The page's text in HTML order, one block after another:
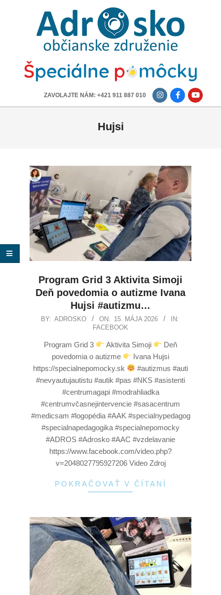
ADROSKO
OBČIANSKE
ZDRUŽENIE
ZAVOLAJTE NÁM: +421 911 887 010
Hujsi
Program Grid 3 Aktivita Simoji
Deň povedomia o autizme Ivana
Hujsi #autizmu…
BY: ADROSKO ON: 15. MÁJA 2026
IN:
FACEBOOK
Program Grid 3 Aktivita Simoji
Deň
povedomia o autizme
Ivana Hujsi
https://specialnepomocky.sk
#autizmus #auti
#nevyautujautistu #autik #pas #NKS #asistenti
#centrumagapi #modrahliadka
#centrumvčasnejintervencie #sasacentrum
#medicsam #logopédia #AAK #specialnypedagog
#specialnapedagogika #specialnepomocky
#ADROS #Adrosko #AAC #vzdelavanie
https://www.facebook.com/video.php?
v=2048027795927206 Video Zdroj
POKRAČOVAŤ V ČÍTANÍ